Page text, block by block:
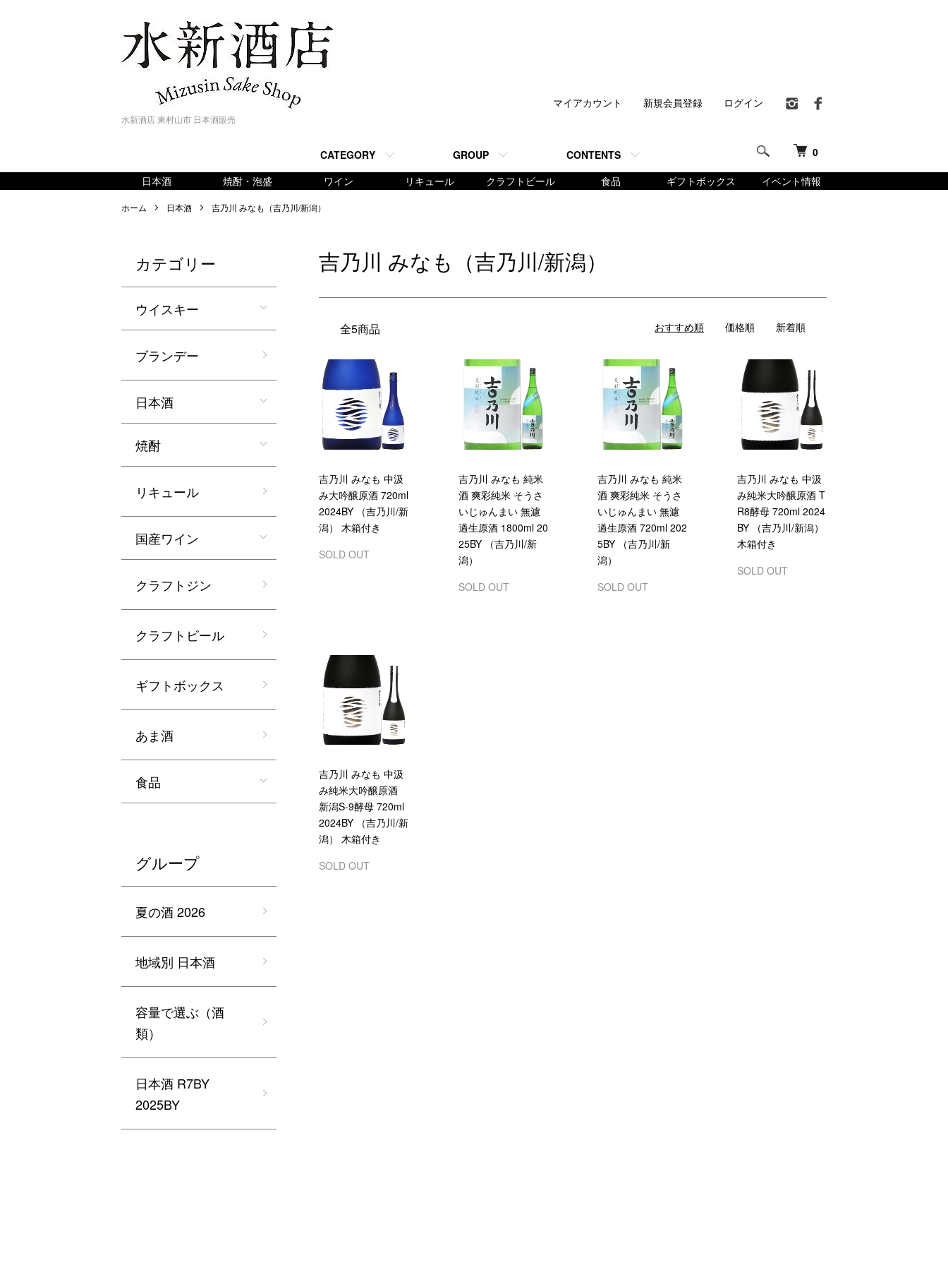
水新酒店 東村山市 日本酒販売
0
CATEGORY GROUP CONTENTS
マイアカウント 新規会員登録 ログイン
日本酒 焼酎・泡盛 ワイン リキュール クラフトビール 食品 ギフトボックス イベント情報
ホーム 日本酒 吉乃川 みなも（吉乃川/新潟）
吉乃川 みなも（吉乃川/新潟）
全5商品 おすすめ順 価格順 新着順
吉乃川 みなも 中汲
み大吟醸原酒 720ml
2024BY （吉乃川/新
潟） 木箱付き
SOLD OUT
吉乃川 みなも 純米
酒 爽彩純米 そうさ
いじゅんまい 無濾
過生原酒 1800ml 20
25BY （吉乃川/新
潟）
SOLD OUT
吉乃川 みなも 純米
酒 爽彩純米 そうさ
いじゅんまい 無濾
過生原酒 720ml 202
5BY （吉乃川/新
潟）
SOLD OUT
吉乃川 みなも 中汲
み純米大吟醸原酒 T
R8酵母 720ml 2024
BY （吉乃川/新潟）
木箱付き
SOLD OUT
吉乃川 みなも 中汲
み純米大吟醸原酒
新潟S-9酵母 720ml
2024BY （吉乃川/新
潟） 木箱付き
SOLD OUT
カテゴリー
ウイスキー
ブランデー
日本酒
焼酎
リキュール
国産ワイン
クラフトジン
クラフトビール
ギフトボックス
あま酒
食品
グループ
夏の酒 2026
地域別 日本酒
容量で選ぶ（酒
類）
日本酒 R7BY
2025BY